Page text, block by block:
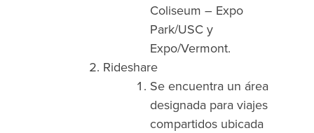
Coliseum – Expo
Park/USC y
Expo/Vermont.
Rideshare
Se encuentra un área
designada para viajes
compartidos ubicada